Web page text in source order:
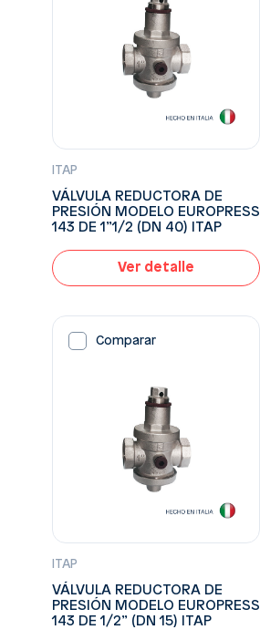
ITAP
VÁLVULA REDUCTORA DE
PRESIÓN MODELO EUROPRESS
143 DE 1”1/2 (DN 40) ITAP
Ver detalle
Comparar
ITAP
VÁLVULA REDUCTORA DE
PRESIÓN MODELO EUROPRESS
143 DE 1/2” (DN 15) ITAP